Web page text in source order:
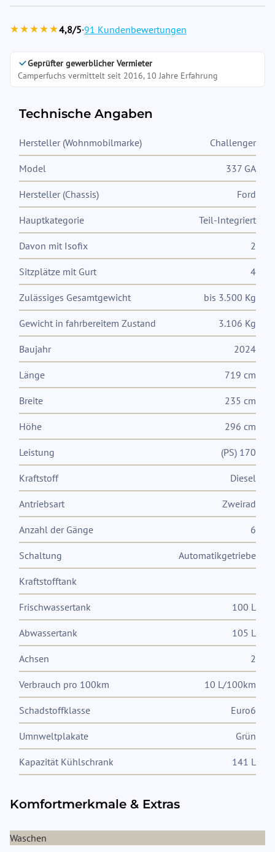
★★★★★4,8/5·91 Kundenbewertungen
Geprüfter gewerblicher Vermieter
Camperfuchs vermittelt seit 2016, 10 Jahre Erfahrung
Technische Angaben
Hersteller (Wohnmobilmarke) Challenger
Model 337 GA
Hersteller (Chassis) Ford
Hauptkategorie Teil-Integriert
Davon mit Isofix 2
Sitzplätze mit Gurt 4
Zulässiges Gesamtgewicht bis 3.500 Kg
Gewicht in fahrbereitem Zustand 3.106 Kg
Baujahr 2024
Länge 719 cm
Breite 235 cm
Höhe 296 cm
Leistung (PS) 170
Kraftstoff Diesel
Antriebsart Zweirad
Anzahl der Gänge 6
Schaltung Automatikgetriebe
Kraftstofftank
Frischwassertank 100 L
Abwassertank 105 L
Achsen 2
Verbrauch pro 100km 10 L/100km
Schadstoffklasse Euro6
Umnweltplakate Grün
Kapazität Kühlschrank 141 L
Komfortmerkmale & Extras
Waschen